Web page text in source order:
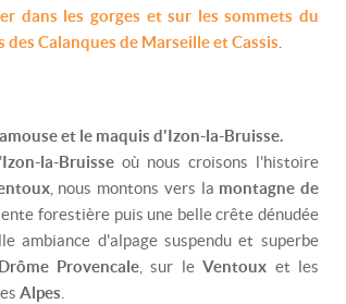
dans les gorges et sur les sommets du
des Calanques de Marseille et Cassis
et le maquis d'Izon-la-Bruisse.
Izon-la-Bruisseoù nous croisons l'histoire
, nous montons vers la montagne de
forestière puis une belle crête dénudée
ambiance d'alpage suspendu et superbe
Provencale, sur leVentoux et les
Alpes